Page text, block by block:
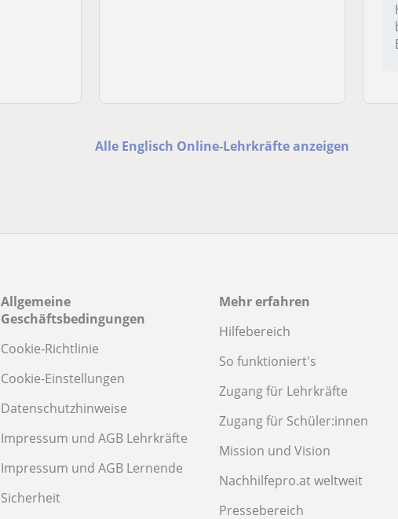
Alle Englisch Online-Lehrkräfte anzeigen
Allgemeine
Geschäftsbedingungen
Cookie-Richtlinie
Cookie-Einstellungen
Datenschutzhinweise
Impressum und AGB Lehrkräfte
Impressum und AGB Lernende
Sicherheit
Mehr erfahren
Hilfebereich
So funktioniert's
Zugang für Lehrkräfte
Zugang für Schüler:innen
Mission und Vision
Nachhilfepro.at weltweit
Pressebereich